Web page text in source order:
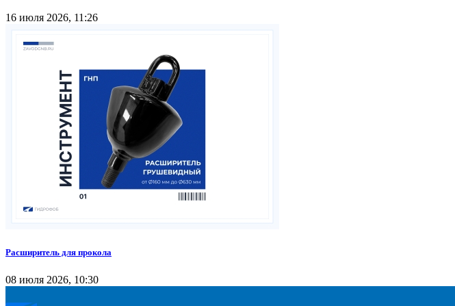
16 июля 2026, 11:26
Расширитель для прокола
08 июля 2026, 10:30